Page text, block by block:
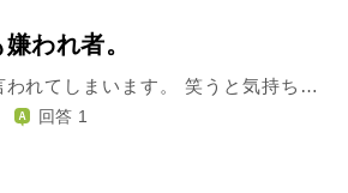
われ者。
黙ってると怖いと言われてしまいます。 笑うと気持ち悪いと言われてしまいます。 何処へ行ってもやはり同じことを言われるので 自信もなくなってしまいます。 もう人にびくびくしながら生きていくのに 疲れました。 どうすればもっと楽しい生き方ができるのでしょうか？ 仕事場や私生活を明るく過ごしてみたいです。
回答 1